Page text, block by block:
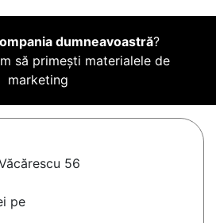
dumneavoastră?
să primești materialele de
marketing
56
pe